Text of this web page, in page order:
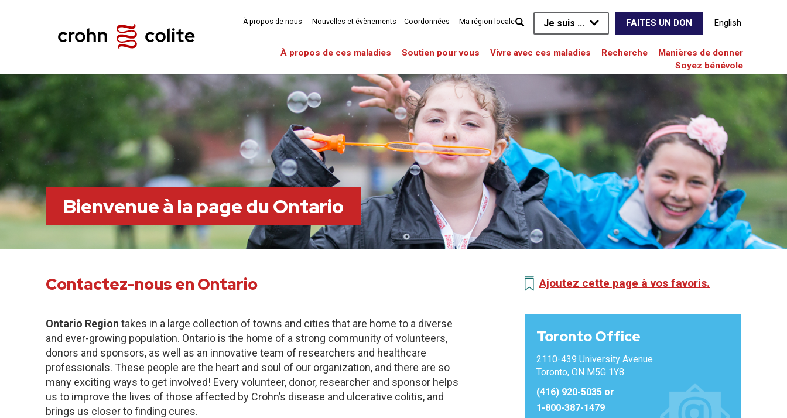
Je suis ... FAITES UN DON English
À propos de ces maladies Soutien pour vous Vivre avec ces maladies Recherche
Manières de donner
Soyez bénévole
À propos de nous Nouvelles et évènements Coordonnées Ma région locale
Bienvenue à la page du Ontario
Contactez-nous en Ontario
Ontario Region takes in a large collection of towns and cities that are home to a diverse
and ever-growing population. Ontario is the home of a strong community of volunteers,
donors and sponsors, as well as an innovative team of researchers and healthcare
professionals. These people are the heart and soul of our organization, and there are so
many exciting ways to get involved! Every volunteer, donor, researcher and sponsor helps
us to improve the lives of those affected by Crohn’s disease and ulcerative colitis, and
brings us closer to finding cures.
Ajoutez cette page à vos favoris.
Toronto Office
2110-439 University Avenue
Toronto, ON M5G 1Y8
(416) 920-5035 or
1-800-387-1479